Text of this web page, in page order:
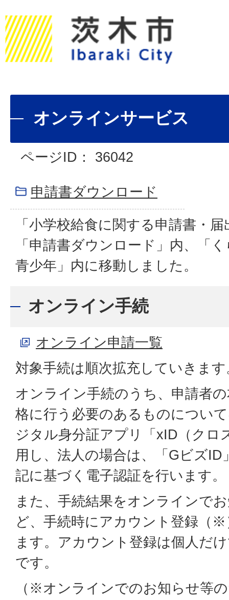
オンラインサービス
ページID： 36042
申請書ダウンロード
「小学校給食に関する申請書・
「申請書ダウンロード」内、「
青少年」内に移動しました。
オンライン手続
オンライン申請一覧
対象手続は順次拡充していきます
オンライン手続のうち、申請者
格に行う必要のあるものについ
ジタル身分証アプリ「xID（クロ
用し、法人の場合は、「Gビズ
記に基づく電子認証を行います。
また、手続結果をオンラインで
ど、手続時にアカウント登録（
ます。アカウント登録は個人だ
です。
（※オンラインでのお知らせ等